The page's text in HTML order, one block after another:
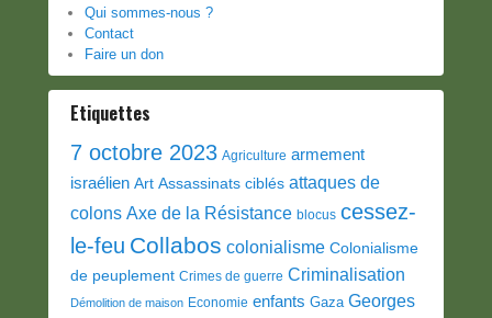
Qui sommes-nous ?
Contact
Faire un don
Etiquettes
7 octobre 2023 Agriculture armement
israélien Art Assassinats ciblés attaques de
colons Axe de la Résistance blocus cessez-
le-feu Collabos colonialisme Colonialisme
de peuplement Crimes de guerre Criminalisation
Démolition de maison Economie enfants Gaza Georges